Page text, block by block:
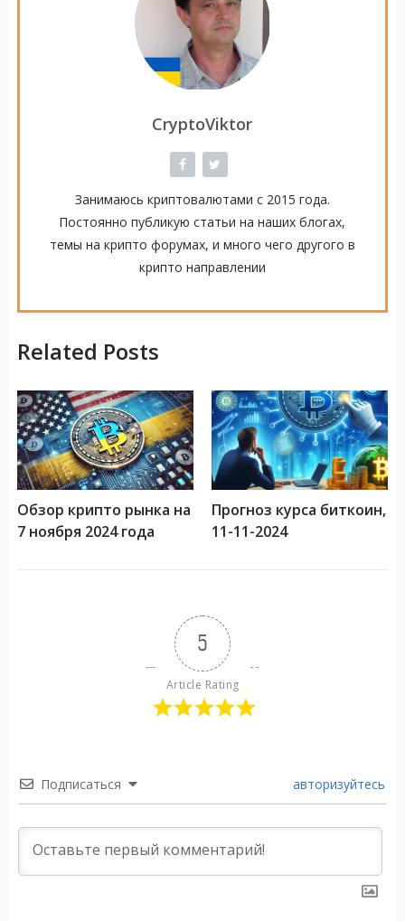
CryptoViktor
Занимаюсь криптовалютами с 2015 года.
Постоянно публикую статьи на наших блогах,
темы на крипто форумах, и много чего другого в
крипто направлении
Related Posts
Обзор крипто рынка на
7 ноября 2024 года
Прогноз курса биткоин,
11-11-2024
5
Article Rating
Подписаться авторизуйтесь